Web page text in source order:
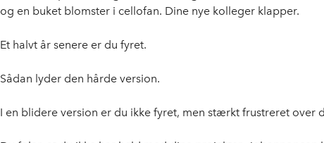
og en buket blomster i cellofan. Dine nye kolleger klapper.
Et halvt år senere er du fyret.
Sådan lyder den hårde version.
I en blidere version er du ikke fyret, men stærkt frustreret over